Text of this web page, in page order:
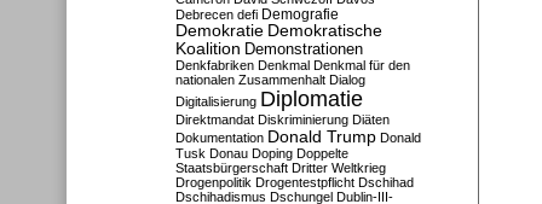
Debrecen defi Demografie
Demokratie Demokratische
Koalition Demonstrationen
Denkfabriken Denkmal Denkmal für den
nationalen Zusammenhalt Dialog
Digitalisierung Diplomatie
Direktmandat Diskriminierung Diäten
Dokumentation Donald Trump Donald
Tusk Donau Doping Doppelte
Staatsbürgerschaft Dritter Weltkrieg
Drogenpolitik Drogentestpflicht Dschihad
Dschihadismus Dschungel Dublin-III-